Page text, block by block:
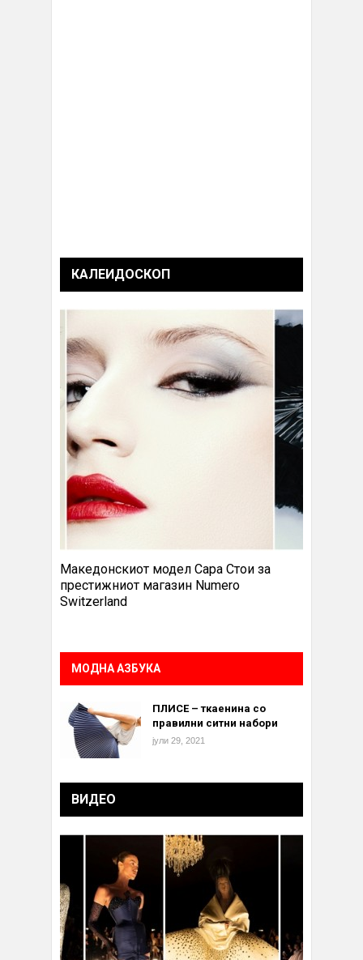
КАЛЕИДОСКОП
Македонскиот модел Сара Стои за
престижниот магазин Numero
Switzerland
МОДНА АЗБУКА
ПЛИСЕ – ткаенина со
правилни ситни набори
јули 29, 2021
ВИДЕО